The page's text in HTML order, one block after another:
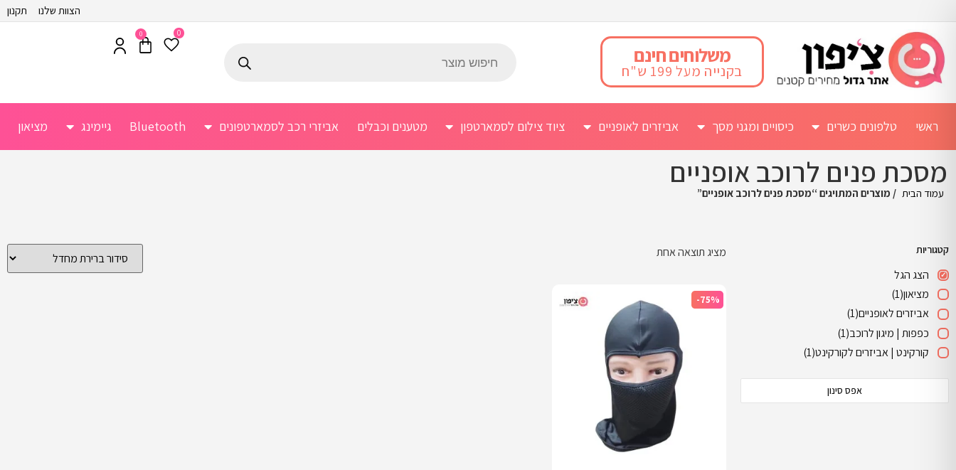
הצוות שלנו תקנון
משלוחים חינם
בקנייה מעל 199 ש"ח
0
0
ראשי טלפונים כשרים כיסויים ומגני מסך אביזרים לאופניים ציוד צילום לסמארטפון מטענים וכבלים אביזרי רכב לסמארטפונים Bluetooth גיימינג מציאון
מסכת פנים לרוכב אופניים
עמוד הבית / מוצרים המתויגים “מסכת פנים לרוכב אופניים”
קטגוריות
הצג הגל
מציאון(1)
אביזרים לאופניים(1)
כפפות | מיגון לרוכב(1)
קורקינט | אביזרים לקורקינט(1)
אפס סינון
מציג תוצאה אחת
-75%